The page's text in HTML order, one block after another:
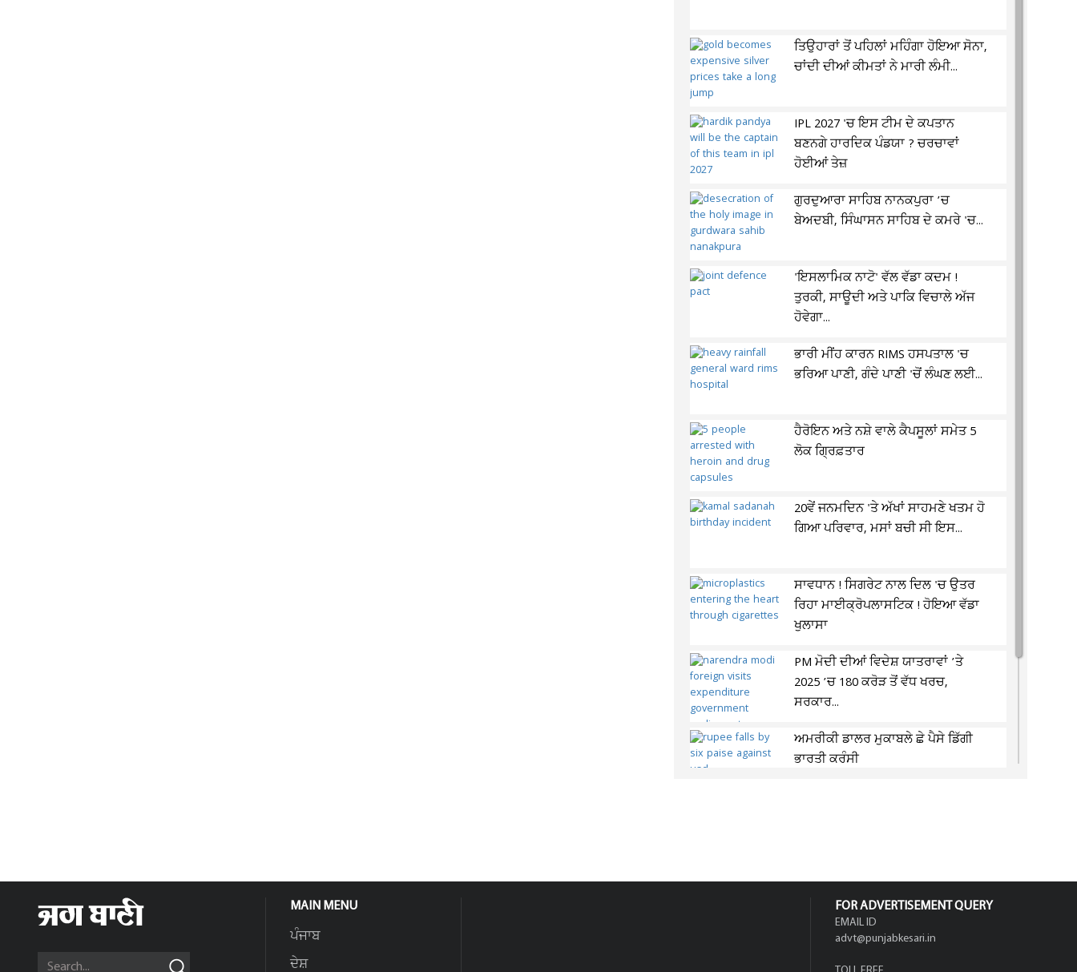
ਤਿਉਹਾਰਾਂ ਤੋਂ ਪਹਿਲਾਂ ਮਹਿੰਗਾ ਹੋਇਆ ਸੋਨਾ,
ਚਾਂਦੀ ਦੀਆਂ ਕੀਮਤਾਂ ਨੇ ਮਾਰੀ ਲੰਮੀ...
IPL 2027 'ਚ ਇਸ ਟੀਮ ਦੇ ਕਪਤਾਨ
ਬਣਨਗੇ ਹਾਰਦਿਕ ਪੰਡਯਾ ? ਚਰਚਾਵਾਂ
ਹੋਈਆਂ ਤੇਜ਼
ਗੁਰਦੁਆਰਾ ਸਾਹਿਬ ਨਾਨਕਪੁਰਾ ’ਚ
ਬੇਅਦਬੀ, ਸਿੰਘਾਸਨ ਸਾਹਿਬ ਦੇ ਕਮਰੇ 'ਚ...
'ਇਸਲਾਮਿਕ ਨਾਟੋ' ਵੱਲ ਵੱਡਾ ਕਦਮ !
ਤੁਰਕੀ, ਸਾਊਦੀ ਅਤੇ ਪਾਕਿ ਵਿਚਾਲੇ ਅੱਜ
ਹੋਵੇਗਾ...
ਭਾਰੀ ਮੀਂਹ ਕਾਰਨ RIMS ਹਸਪਤਾਲ 'ਚ
ਭਰਿਆ ਪਾਣੀ, ਗੰਦੇ ਪਾਣੀ 'ਚੋਂ ਲੰਘਣ ਲਈ...
ਹੈਰੋਇਨ ਅਤੇ ਨਸ਼ੇ ਵਾਲੇ ਕੈਪਸੂਲਾਂ ਸਮੇਤ 5
ਲੋਕ ਗ੍ਰਿਫ਼ਤਾਰ
20ਵੇਂ ਜਨਮਦਿਨ 'ਤੇ ਅੱਖਾਂ ਸਾਹਮਣੇ ਖਤਮ ਹੋ
ਗਿਆ ਪਰਿਵਾਰ, ਮਸਾਂ ਬਚੀ ਸੀ ਇਸ...
ਸਾਵਧਾਨ ! ਸਿਗਰੇਟ ਨਾਲ ਦਿਲ 'ਚ ਉਤਰ
ਰਿਹਾ ਮਾਈਕ੍ਰੋਪਲਾਸਟਿਕ ! ਹੋਇਆ ਵੱਡਾ
ਖੁਲਾਸਾ
PM ਮੋਦੀ ਦੀਆਂ ਵਿਦੇਸ਼ ਯਾਤਰਾਵਾਂ ’ਤੇ
2025 ’ਚ 180 ਕਰੋੜ ਤੋਂ ਵੱਧ ਖਰਚ,
ਸਰਕਾਰ...
ਅਮਰੀਕੀ ਡਾਲਰ ਮੁਕਾਬਲੇ ਛੇ ਪੈਸੇ ਡਿੱਗੀ
ਭਾਰਤੀ ਕਰੰਸੀ
MAIN MENU
ਪੰਜਾਬ
ਦੇਸ਼
FOR ADVERTISEMENT QUERY
EMAIL ID
advt@punjabkesari.in